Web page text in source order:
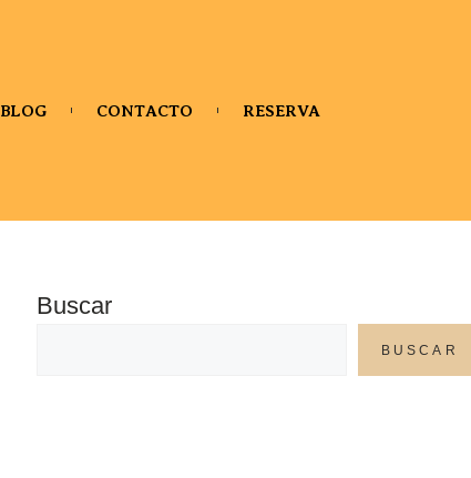
BLOG CONTACTO RESERVA
Buscar
BUSCAR